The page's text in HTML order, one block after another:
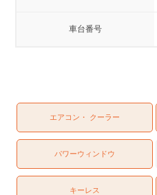
車台番号
エアコン・ クーラー
パワーウィンドウ
キーレス